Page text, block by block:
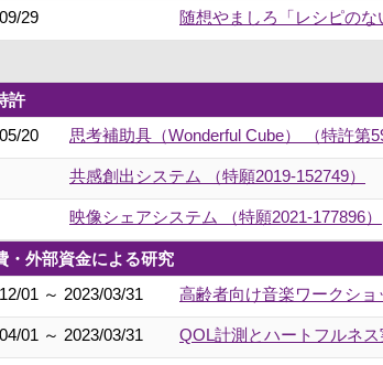
29 随想やましろ「レシピのな
許
20
思考補助具（Wonderful Cube） （特許第
共感創出システム （特願2019-152749）
映像シェアシステム （特願2021-177896）
・外部資金による研究
01 ～ 2023/03/31
高齢者向け音楽ワークシ
01 ～ 2023/03/31 QOL計測とハートフルネ